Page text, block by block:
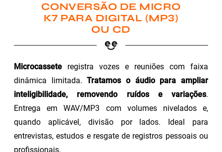
CONVERSÃO DE MICRO
K7 PARA DIGITAL (MP3)
OU CD
Microcassete registra vozes e reuniões com faixa
dinâmica limitada.Tratamos o áudio para ampliar
inteligibilidade, removendo ruídos e variações.
Entrega em WAV/MP3 com volumes nivelados e,
quando aplicável, divisão por lados. Ideal para
entrevistas, estudos e resgate de registros pessoais ou
profissionais.